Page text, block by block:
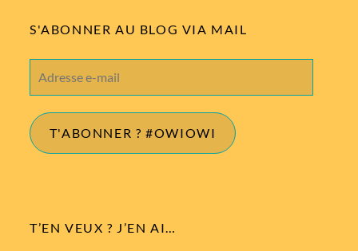
S'ABONNER AU BLOG VIA MAIL
e-
T'ABONNER ? #OWIOWI
T’EN VEUX ? J’EN AI…